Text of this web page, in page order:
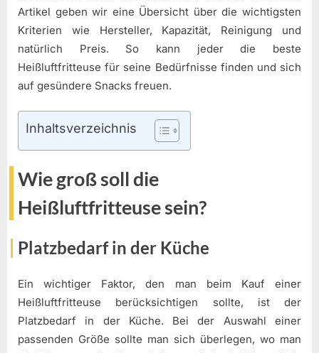
Artikel geben wir eine Übersicht über die wichtigsten
Kriterien wie Hersteller, Kapazität, Reinigung und
natürlich Preis. So kann jeder die beste
Heißluftfritteuse für seine Bedürfnisse finden und sich
auf gesündere Snacks freuen.
Inhaltsverzeichnis
Wie groß soll die
Heißluftfritteuse sein?
Platzbedarf in der Küche
Ein wichtiger Faktor, den man beim Kauf einer
Heißluftfritteuse berücksichtigen sollte, ist der
Platzbedarf in der Küche. Bei der Auswahl einer
passenden Größe sollte man sich überlegen, wo man